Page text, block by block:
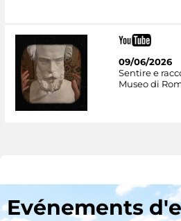
09/06/2026
Sentire e
Museo di
Evénements